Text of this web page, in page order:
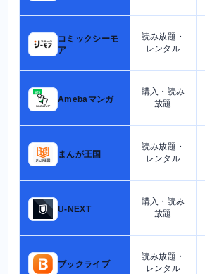
コミックシーモ
ア
読み放題・
レンタル
Amebaマンガ
購入・読み
放題
まんが王国
読み放題・
レンタル
U-NEXT
購入・読み
放題
ブックライブ
読み放題・
レンタル